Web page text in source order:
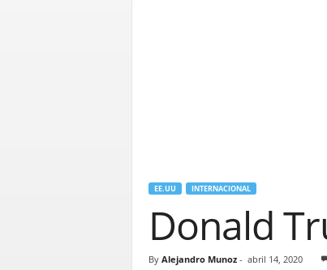
EE.UU INTERNACIONAL
Donald
By Alejandro Munoz- abril 14, 2020